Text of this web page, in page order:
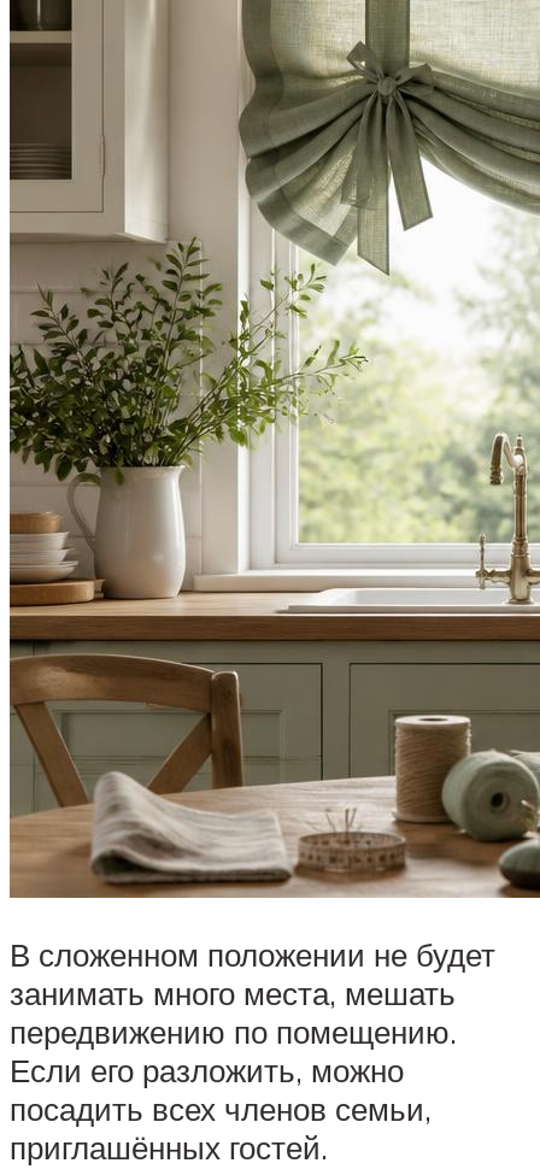
В сложенном положении не будет
занимать много места, мешать
передвижению по помещению.
Если его разложить, можно
посадить всех членов семьи,
приглашённых гостей.